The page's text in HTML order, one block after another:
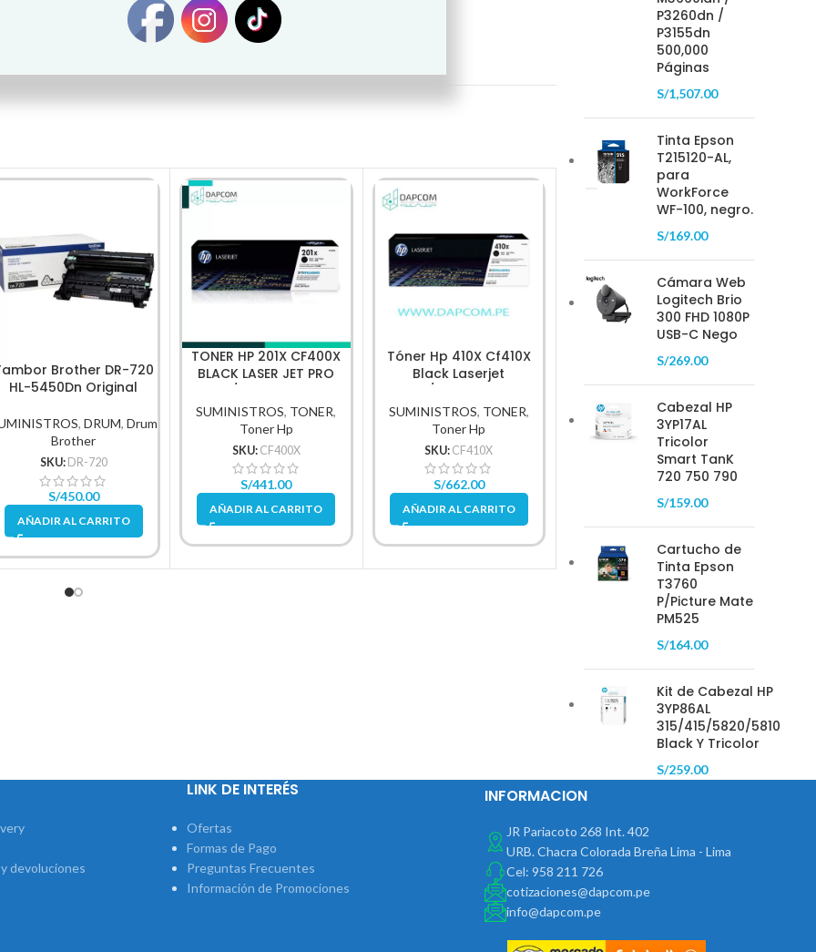
Brother DR-720
HL-5450Dn Original
, DRUM, Drum
Brother
SKU: DR-720
S/450.00
AÑADIR AL CARRITO
TONER HP 201X CF400X
BLACK LASER JET PRO
SUMINISTROS, TONER,
Toner Hp
SKU: CF400X
S/441.00
AÑADIR AL CARRITO
Tóner Hp 410X Cf410X
Black Laserjet
SUMINISTROS, TONER,
Toner Hp
SKU: CF410X
S/662.00
AÑADIR AL CARRITO
Tóner Hp 410X Cf411X
M452/M477 5,000Pg.
SUMINISTROS,TONER,
Toner Hp
CF411X
899.00
AÑADIR AL CARRITO
P3260dn /
P3155dn
500,000
Páginas
S/1,507.00
Tinta Epson
T215120-AL,
para
WorkForce
WF-100, negro.
S/169.00
Cámara Web
Logitech Brio
300 FHD 1080P
USB-C Nego
S/269.00
Cabezal HP
3YP17AL
Tricolor
Smart TanK
720 750 790
S/159.00
Cartucho de
Tinta Epson
T3760
P/Picture Mate
PM525
S/164.00
Kit de Cabezal HP
3YP86AL
315/415/5820/5810
Black Y Tricolor
S/259.00
devoluciones
LINK DE INTERÉS
Ofertas
Formas de Pago
Preguntas Frecuentes
Información de Promociones
INFORMACION
JR Pariacoto 268 Int. 402
URB. Chacra Colorada Breña Lima - Lima
Cel: 958 211 726
cotizaciones@dapcom.pe
info@dapcom.pe